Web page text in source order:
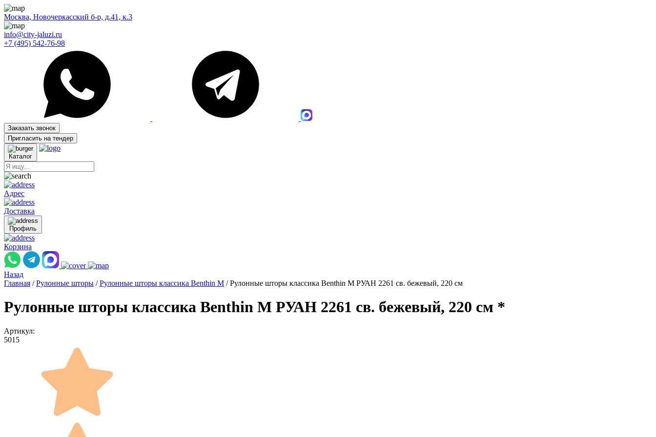
Москва, Новочеркасский б-р, д.41, к.3
info@city-jaluzi.ru
+7 (495) 542-76-98
Заказать звонок
Пригласить на тендер
Каталог
Адрес
Доставка
Профиль
Корзина
Назад
Главная / Рулонные шторы / Рулонные шторы классика Benthin M / Рулонные шторы классика Benthin M РУАН 2261 св. бежевый, 220 см
Рулонные шторы классика Benthin M РУАН 2261 св. бежевый, 220 см *
Артикул:
5015